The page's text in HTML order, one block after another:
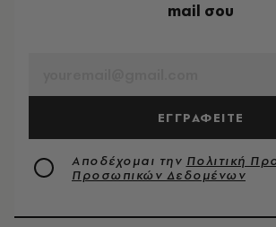
mail σου
ΕΓΓΡΑΦΕΙΤΕ
Αποδέχομαι την Πολιτική
Προσωπικών Δεδομένων